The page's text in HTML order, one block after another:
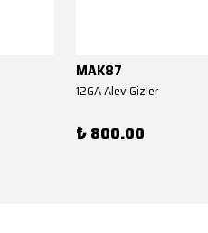
MAK87
12GA Alev Gizler
₺ 800.00